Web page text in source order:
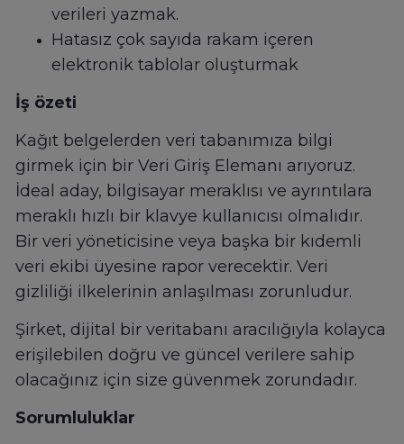
verileri yazmak.
Hatasız çok sayıda rakam içeren
elektronik tablolar oluşturmak
İş özeti
Kağıt belgelerden veri tabanımıza bilgi
girmek için bir Veri Giriş Elemanı arıyoruz.
İdeal aday, bilgisayar meraklısı ve ayrıntılara
meraklı hızlı bir klavye kullanıcısı olmalıdır.
Bir veri yöneticisine veya başka bir kıdemli
veri ekibi üyesine rapor verecektir. Veri
gizliliği ilkelerinin anlaşılması zorunludur.
Şirket, dijital bir veritabanı aracılığıyla kolayca
erişilebilen doğru ve güncel verilere sahip
olacağınız için size güvenmek zorundadır.
Sorumluluklar